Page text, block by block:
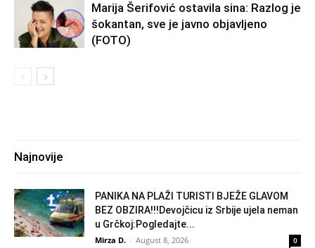
Marija Šerifović ostavila sina: Razlog je
šokantan, sve je javno objavljeno
(FOTO)
Najnovije
PANIKA NA PLAŽI TURISTI BJEŽE GLAVOM
BEZ OBZIRA!!!Devojčicu iz Srbije ujela neman
u Grčkoj:Pogledajte...
Mirza D. - August 8, 2026 0